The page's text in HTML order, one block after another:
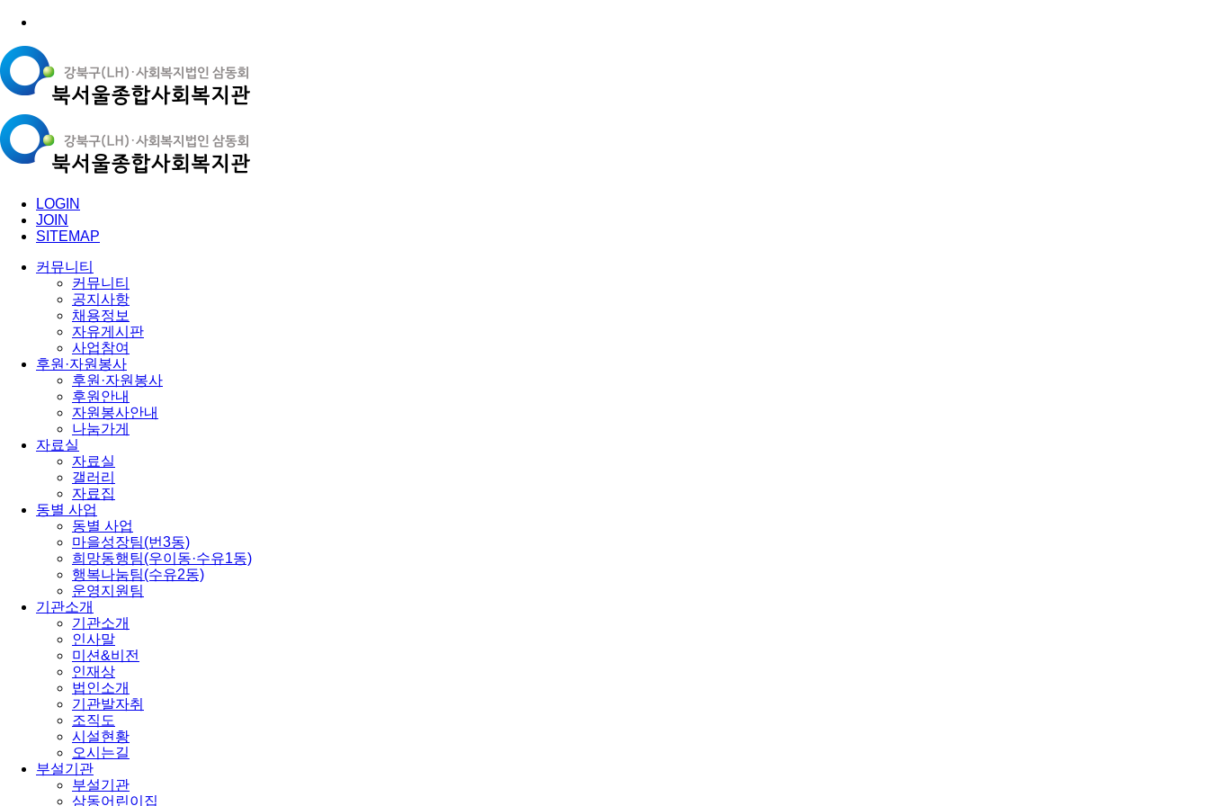
LOGIN
JOIN
SITEMAP
커뮤니티
커뮤니티
공지사항
채용정보
자유게시판
사업참여
후원·자원봉사
후원·자원봉사
후원안내
자원봉사안내
나눔가게
자료실
자료실
갤러리
자료집
동별 사업
동별 사업
마을성장팀(번3동)
희망동행팀(우이동·수유1동)
행복나눔팀(수유2동)
운영지원팀
기관소개
기관소개
인사말
미션&비전
인재상
법인소개
기관발자취
조직도
시설현황
오시는길
부설기관
부설기관
삼동어린이집